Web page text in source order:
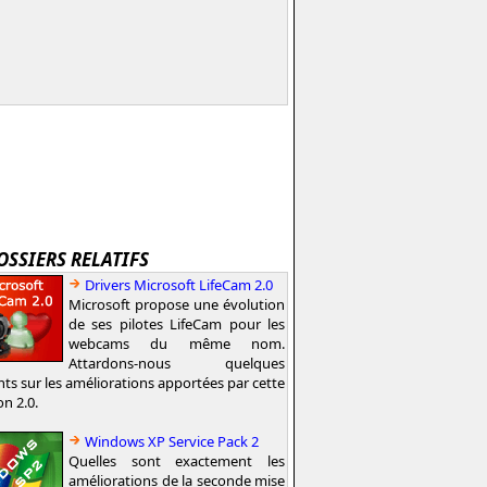
RELATIFS
Drivers Microsoft LifeCam 2.0
Microsoft propose une évolution
de ses pilotes LifeCam pour les
webcams du même nom.
Attardons-nous quelques
sur les améliorations apportées par cette
2.0.
Windows XP Service Pack 2
Quelles sont exactement les
améliorations de la seconde mise